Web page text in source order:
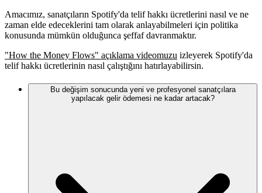
Amacımız, sanatçıların Spotify'da telif hakkı ücretlerini nasıl ve ne
zaman elde edeceklerini tam olarak anlayabilmeleri için politika
konusunda mümkün olduğunca şeffaf davranmaktır.
"How the Money Flows" açıklama videomuzu izleyerek Spotify'da
telif hakkı ücretlerinin nasıl çalıştığını hatırlayabilirsin.
Bu değişim sonucunda yeni ve profesyonel sanatçılara
yapılacak gelir ödemesi ne kadar artacak?